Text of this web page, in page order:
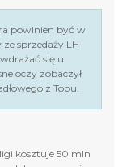
powinien być w
sprzedaży LH
się u
oczy zobaczył
z Topu.
kosztuje 50 mln